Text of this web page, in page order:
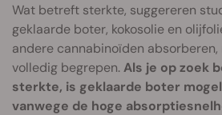
Wat betreft sterkte, suggereren
geklaarde boter, kokosolie en
andere cannabinoïden
volledig begrepen.Als je op zoek
sterkte, is geklaarde boter
vanwege de hoge